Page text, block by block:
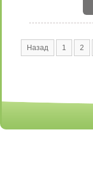
Назад 1 2